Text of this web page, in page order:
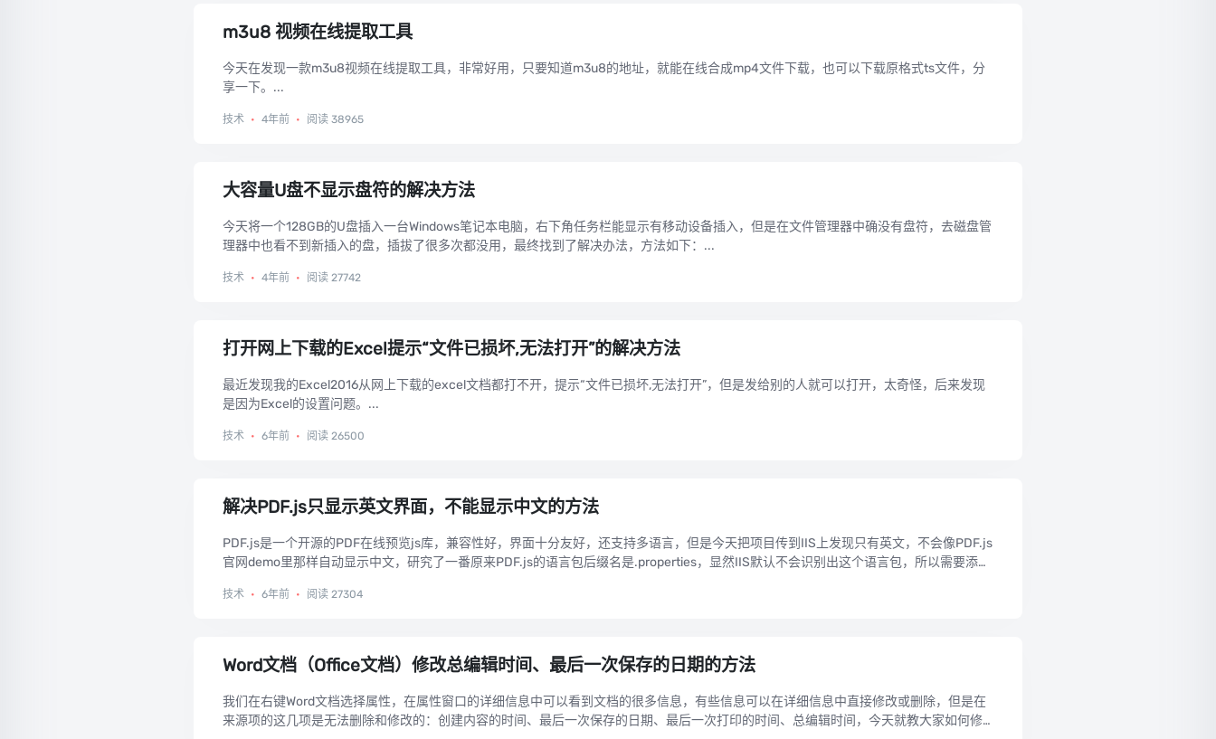
m3u8 视频在线提取工具
今天在发现一款m3u8视频在线提取工具，非常好用，只要知道m3u8的地址，就能在线合成mp4文件下载，也可以下载原格式ts文件，分
享一下。...
技术 • 4年前 • 阅读 38965
大容量U盘不显示盘符的解决方法
今天将一个128GB的U盘插入一台Windows笔记本电脑，右下角任务栏能显示有移动设备插入，但是在文件管理器中确没有盘符，去磁盘管
理器中也看不到新插入的盘，插拔了很多次都没用，最终找到了解决办法，方法如下：...
技术 • 4年前 • 阅读 27742
打开网上下载的Excel提示“文件已损坏,无法打开”的解决方法
最近发现我的Excel2016从网上下载的excel文档都打不开，提示“文件已损坏,无法打开”，但是发给别的人就可以打开，太奇怪，后来发现
是因为Excel的设置问题。...
技术 • 6年前 • 阅读 26500
解决PDF.js只显示英文界面，不能显示中文的方法
PDF.js是一个开源的PDF在线预览js库，兼容性好，界面十分友好，还支持多语言，但是今天把项目传到IIS上发现只有英文，不会像PDF.js
官网demo里那样自动显示中文，研究了一番原来PDF.js的语言包后缀名是.properties，显然IIS默认不会识别出这个语言包，所以需要添加
技术 • 6年前 • 阅读 27304
Word文档（Office文档）修改总编辑时间、最后一次保存的日期的方法
我们在右键Word文档选择属性，在属性窗口的详细信息中可以看到文档的很多信息，有些信息可以在详细信息中直接修改或删除，但是在
来源项的这几项是无法删除和修改的：创建内容的时间、最后一次保存的日期、最后一次打印的时间、总编辑时间，今天就教大家如何修